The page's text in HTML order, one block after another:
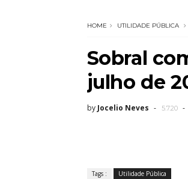
HOME UTILIDADE PÚBLICA
Sobral
julho de
by Jocelio Neves 5.7.20
Tags : Utilidade Pública